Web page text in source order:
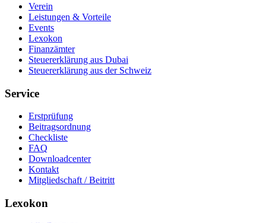
Verein
Leistungen & Vorteile
Events
Lexokon
Finanzämter
Steuererklärung aus Dubai
Steuererklärung aus der Schweiz
Service
Erstprüfung
Beitragsordnung
Checkliste
FAQ
Downloadcenter
Kontakt
Mitgliedschaft / Beitritt
Lexokon